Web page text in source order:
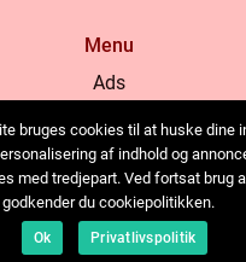
Menu
Ads
Cookies
Contact
Sitemap
bruges cookies til at huske dine
af indhold og
med tredjepart. Ved fortsat brug
godkender du cookiepolitikken.
Ok Privatlivspolitik